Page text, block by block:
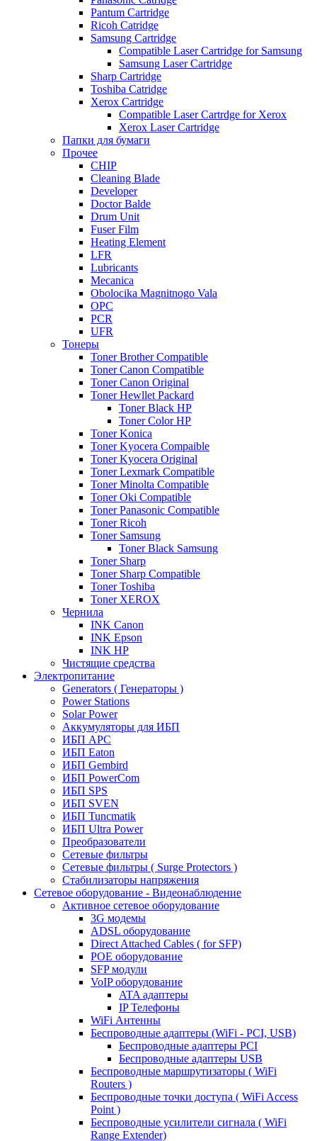
Pantum Cartridge
Ricoh Catridge
Samsung Cartridge
Compatible Laser Cartridge for Samsung
Samsung Laser Cartridge
Sharp Cartridge
Toshiba Catridge
Xerox Cartridge
Compatible Laser Cartrdge for Xerox
Xerox Laser Cartridge
Папки для бумаги
Прочее
CHIP
Cleaning Blade
Developer
Doctor Balde
Drum Unit
Fuser Film
Heating Element
LFR
Lubricants
Mecanica
Obolocika Magnitnogo Vala
OPC
PCR
UFR
Тонеры
Toner Brother Compatible
Toner Canon Compatible
Toner Canon Original
Toner Hewllet Packard
Toner Black HP
Toner Color HP
Toner Konica
Toner Kyocera Compaible
Toner Kyocera Original
Toner Lexmark Compatible
Toner Minolta Compatible
Toner Oki Compatible
Toner Panasonic Compatible
Toner Ricoh
Toner Samsung
Toner Black Samsung
Toner Sharp
Toner Sharp Compatible
Toner Toshiba
Toner XEROX
Чернила
INK Canon
INK Epson
INK HP
Чистящие средства
Электропитание
Generators ( Генераторы )
Power Stations
Solar Power
Аккумуляторы для ИБП
ИБП APC
ИБП Eaton
ИБП Gembird
ИБП PowerCom
ИБП SPS
ИБП SVEN
ИБП Tuncmatik
ИБП Ultra Power
Преобразователи
Сетевые фильтры
Сетевые фильтры ( Surge Protectors )
Стабилизаторы напряжения
Сетевое оборудование - Видеонаблюдение
Активное сетевое оборудование
3G модемы
ADSL оборудование
Direct Attached Cables ( for SFP)
POE оборудование
SFP модули
VoIP оборудование
ATA адаптеры
IP Телефоны
WiFi Антенны
Беспроводные адаптеры (WiFi - PCI, USB)
Беспроводные адаптеры PCI
Беспроводные адаптеры USB
Беспроводные маршрутизаторы ( WiFi
Routers )
Беспроводные точки доступа ( WiFi Access
Point )
Беспроводные усилители сигнала ( WiFi
Range Extender)